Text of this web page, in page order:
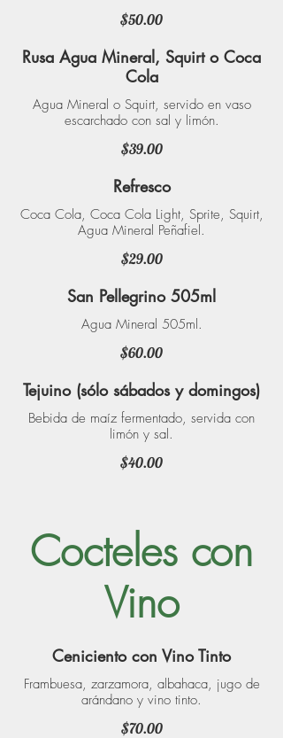
$50.00
Rusa Agua Mineral, Squirt o Coca
Cola
Agua Mineral o Squirt, servido en vaso
escarchado con sal y limón.
$39.00
Refresco
Coca Cola, Coca Cola Light, Sprite, Squirt,
Agua Mineral Peñafiel.
$29.00
San Pellegrino 505ml
Agua Mineral 505ml.
$60.00
Tejuino (sólo sábados y domingos)
Bebida de maíz fermentado, servida con
limón y sal.
$40.00
Cocteles con
Vino
Ceniciento con Vino Tinto
Frambuesa, zarzamora, albahaca, jugo de
arándano y vino tinto.
$70.00